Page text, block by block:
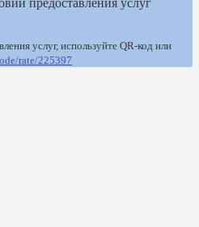
предоставления услуг
услуг, используйте QR-код или
rate/225397